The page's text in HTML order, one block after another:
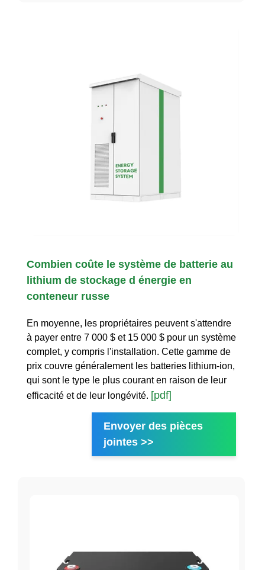
Combien coûte le système de batterie au
lithium de stockage d énergie en
conteneur russe
En moyenne, les propriétaires peuvent s'attendre
à payer entre 7 000 $ et 15 000 $ pour un système
complet, y compris l'installation. Cette gamme de
prix couvre généralement les batteries lithium-ion,
qui sont le type le plus courant en raison de leur
efficacité et de leur longévité. [pdf]
Envoyer des pièces
jointes >>